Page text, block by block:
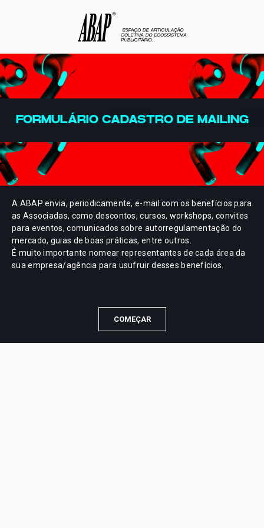
FORMULÁRIO CADASTRO DE MAILING
A ABAP envia, periodicamente, e-mail com os benefícios para
as Associadas, como descontos, cursos, workshops, convites
para eventos, comunicados sobre autorregulamentação do
mercado, guias de boas práticas, entre outros.
É muito importante nomear representantes de cada área da
sua empresa/agência para usufruir desses benefícios.
COMEÇAR